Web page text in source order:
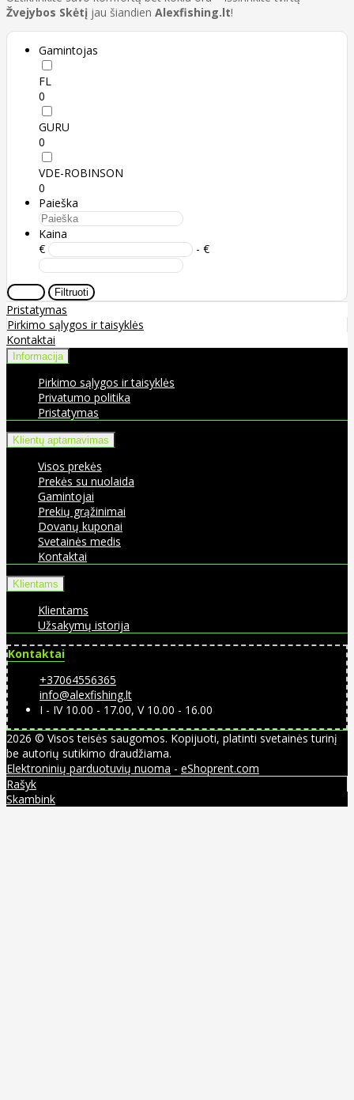
Žvejybos Skėtį jau šiandien Alexfishing.lt!
Gamintojas
FL
0
GURU
0
VDE-ROBINSON
0
Paieška
Kaina
€
- €
Filtruoti
Pristatymas
Pirkimo sąlygos ir taisyklės
Kontaktai
Informacija
Pirkimo sąlygos ir taisyklės
Privatumo politika
Pristatymas
Klientų aptarnavimas
Visos prekės
Prekės su nuolaida
Gamintojai
Prekių grąžinimai
Dovanų kuponai
Svetainės medis
Kontaktai
Klientams
Klientams
Užsakymų istorija
Kontaktai
+37064556365
info@alexfishing.lt
I - IV 10.00 - 17.00, V 10.00 - 16.00
2026 © Visos teisės saugomos. Kopijuoti, platinti svetainės turinį
be autorių sutikimo draudžiama.
Elektroninių parduotuvių nuoma - eShoprent.com
Rašyk
Skambink